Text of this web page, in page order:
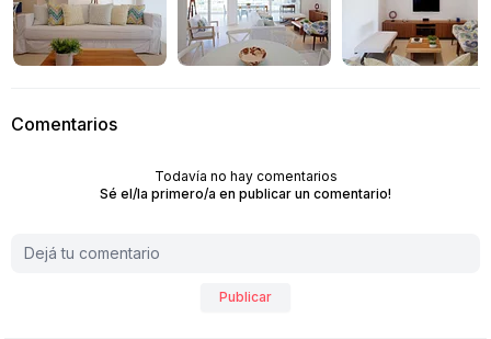
Comentarios
Todavía no hay comentarios
Sé el/la primero/a en publicar un comentario!
Publicar